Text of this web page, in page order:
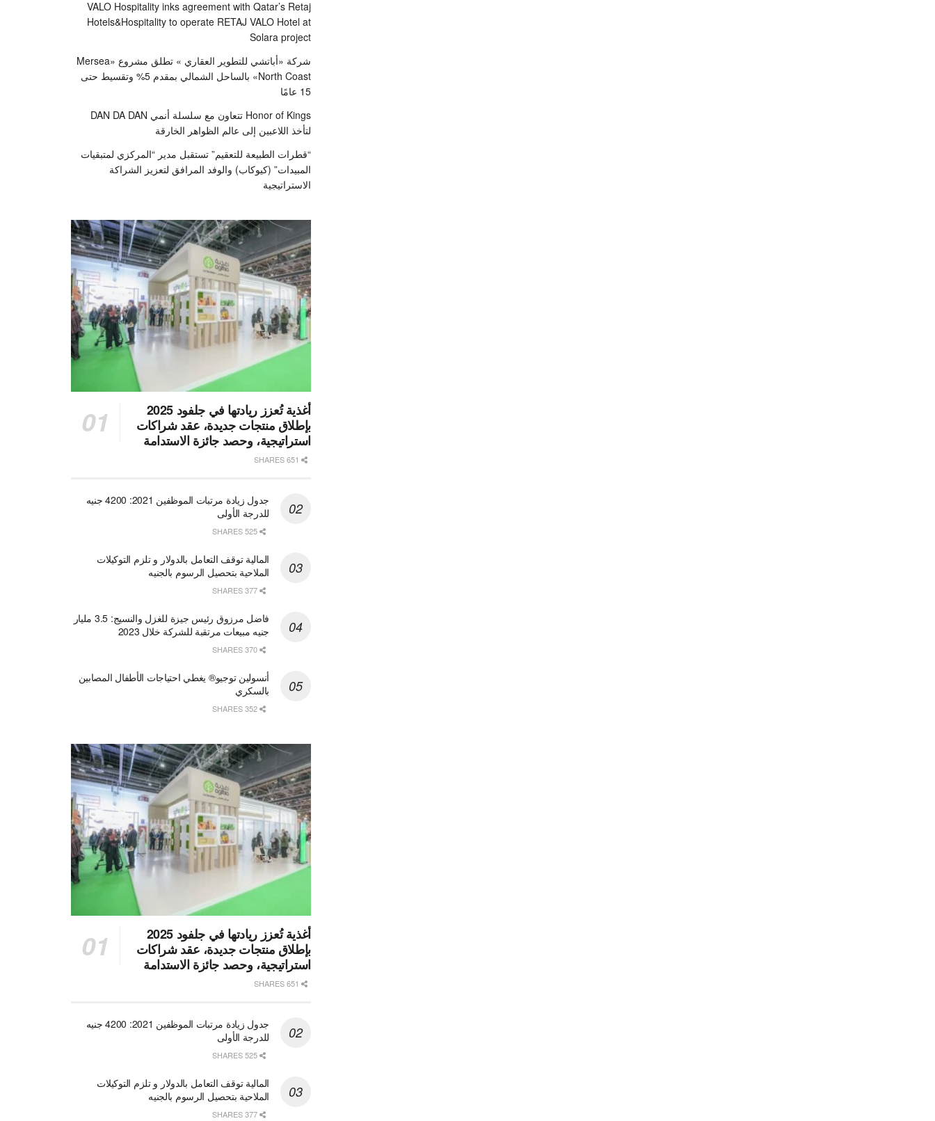
VALO Hospitality inks agreement with Qatar’s Retaj
Hotels&Hospitality to operate RETAJ VALO Hotel at
Solara project
شركة «أباتشي للتطوير العقاري » تطلق مشروع «Mersea
North Coast» بالساحل الشمالي بمقدم 5% وتقسيط حتى
15 عامًا
Honor of Kings تتعاون مع سلسلة أنمي DAN DA DAN
لتأخذ اللاعبين إلى عالم الظواهر الخارقة
“قطرات الطبيعة للتعقيم” تستقبل مدير “المركزي لمتبقيات
المبيدات” (كيوكاب) والوفد المرافق لتعزيز الشراكة
الاستراتيجية
أغذية تُعزز ريادتها في جلفود 2025
بإطلاق منتجات جديدة، عقد شراكات
استراتيجية، وحصد جائزة الاستدامة
جدول زيادة مرتبات الموظفين 2021: 4200 جنيه
للدرجة الأولى
المالية توقف التعامل بالدولار و تلزم التوكيلات
الملاحية بتحصيل الرسوم بالجنيه
فاضل مرزوق رئيس جيزة للغزل والنسيج: 3.5 مليار
جنيه مبيعات مرتقبة للشركة خلال 2023
أنسولين توجيو® يغطي احتياجات الأطفال المصابين
بالسكري
أغذية تُعزز ريادتها في جلفود 2025
بإطلاق منتجات جديدة، عقد شراكات
استراتيجية، وحصد جائزة الاستدامة
جدول زيادة مرتبات الموظفين 2021: 4200 جنيه
للدرجة الأولى
المالية توقف التعامل بالدولار و تلزم التوكيلات
الملاحية بتحصيل الرسوم بالجنيه